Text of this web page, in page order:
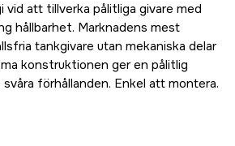
vid att tillverka pålitliga givare med
hållbarhet. Marknadens mest
tankgivare utan mekaniska delar
konstruktionen ger en pålitlig
förhållanden. Enkel att montera.